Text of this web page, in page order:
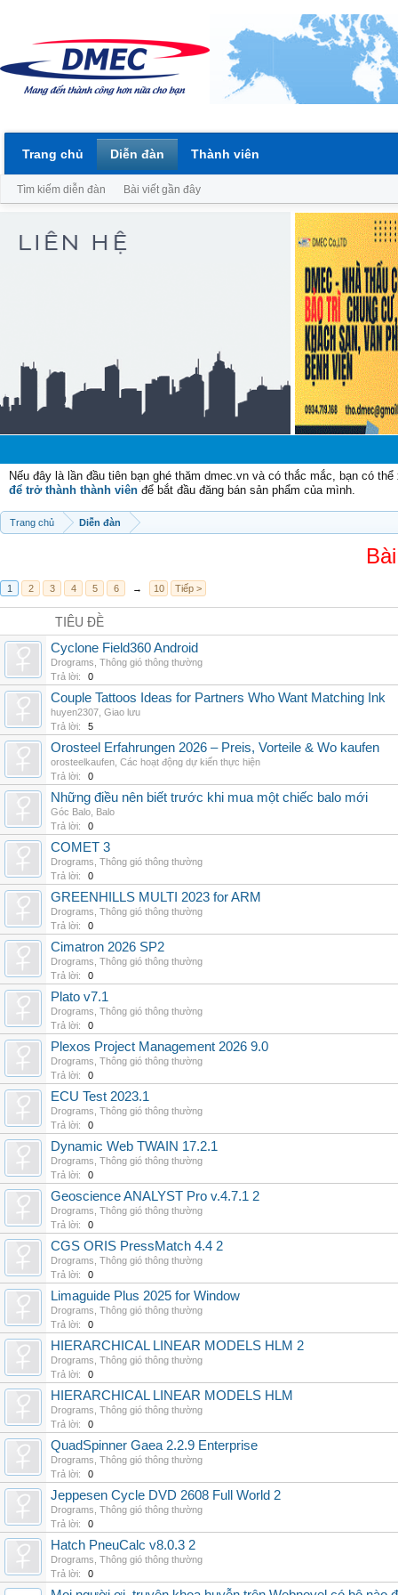
Nếu đây là lần đầu tiên bạn ghé thăm dmec.vn và có thắc mắc, bạn có
để trở thành thành viên để bắt đầu đăng bán sản phẩm của mình.
Trang chủ Diễn đàn
1 2 3 4 5 6 → 10 Tiếp >
TIÊU ĐỀ
Cyclone Field360 Android
Drograms Thông gió thông thường
Trả lời:
0
Couple Tattoos Ideas for Partners Who Want Matching Ink
huyen2307 Giao lưu
Trả lời:
5
Orosteel Erfahrungen 2026 – Preis, Vorteile & Wo kaufen
orosteelkaufen Các hoạt động dự kiến thực hiện
Trả lời:
0
Những điều nên biết trước khi mua một chiếc balo mới
Góc Balo Balo
Trả lời:
0
COMET 3
Drograms Thông gió thông thường
Trả lời:
0
GREENHILLS MULTI 2023 for ARM
Drograms Thông gió thông thường
Trả lời:
0
Cimatron 2026 SP2
Drograms Thông gió thông thường
Trả lời:
0
Plato v7.1
Drograms Thông gió thông thường
Trả lời:
0
Plexos Project Management 2026 9.0
Drograms Thông gió thông thường
Trả lời:
0
ECU Test 2023.1
Drograms Thông gió thông thường
Trả lời:
0
Dynamic Web TWAIN 17.2.1
Drograms Thông gió thông thường
Trả lời:
0
Geoscience ANALYST Pro v.4.7.1 2
Drograms Thông gió thông thường
Trả lời:
0
CGS ORIS PressMatch 4.4 2
Drograms Thông gió thông thường
Trả lời:
0
Limaguide Plus 2025 for Window
Drograms Thông gió thông thường
Trả lời:
0
HIERARCHICAL LINEAR MODELS HLM 2
Drograms Thông gió thông thường
Trả lời:
0
HIERARCHICAL LINEAR MODELS HLM
Drograms Thông gió thông thường
Trả lời:
0
QuadSpinner Gaea 2.2.9 Enterprise
Drograms Thông gió thông thường
Trả lời:
0
Jeppesen Cycle DVD 2608 Full World 2
Drograms Thông gió thông thường
Trả lời:
0
Hatch PneuCalc v8.0.3 2
Drograms Thông gió thông thường
Trả lời:
0
Trang chủ Diễn đàn
Tìm kiếm diễn đàn Bài viết gần đây
Thành viên